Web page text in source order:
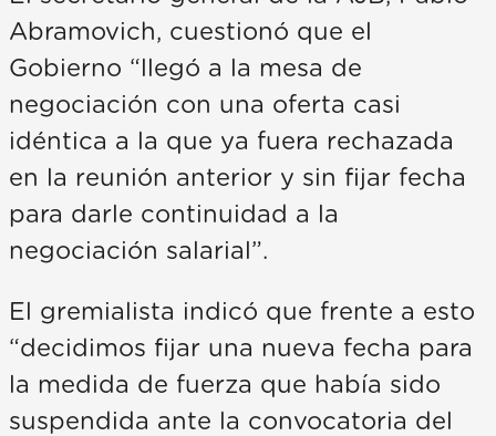
Abramovich, cuestionó que el
Gobierno “llegó a la mesa de
negociación con una oferta casi
idéntica a la que ya fuera rechazada
en la reunión anterior y sin fijar fecha
para darle continuidad a la
negociación salarial”.
El gremialista indicó que frente a esto
“decidimos fijar una nueva fecha para
la medida de fuerza que había sido
suspendida ante la convocatoria del